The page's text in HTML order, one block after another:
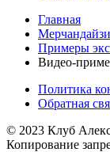
Главная
Примеры
Видео-
Политика
Обратная
© 2023 Клуб
Копирование